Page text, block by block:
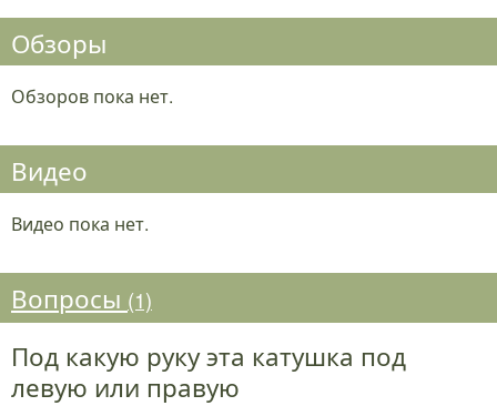
Обзоры
Обзоров пока нет.
Видео
Видео пока нет.
Вопросы (1)
Под какую руку эта катушка под
левую или правую